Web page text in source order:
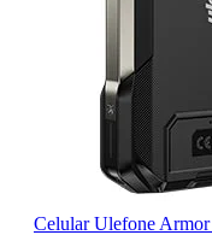
OTROS
Celular Ulefone